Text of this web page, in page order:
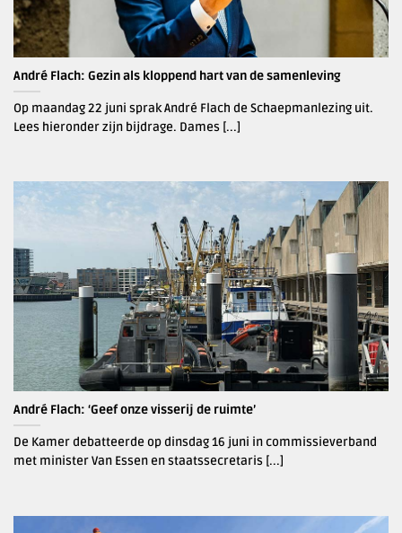
André Flach: Gezin als kloppend hart van de samenleving
Op maandag 22 juni sprak André Flach de Schaepmanlezing uit.
Lees hieronder zijn bijdrage. Dames [...]
André Flach: ‘Geef onze visserij de ruimte’
De Kamer debatteerde op dinsdag 16 juni in commissieverband
met minister Van Essen en staatssecretaris [...]